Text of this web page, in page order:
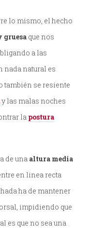
lo mismo, el hecho
gruesa que nos
a las
nada natural es
también se resiente
y las malas noches
la postura
de una altura media
en linea recta
ha de mantener
impidiendo que
es que no sea una